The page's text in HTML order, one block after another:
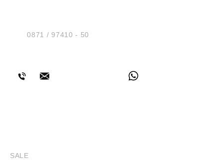
Tel.:0871 / 97410 - 50
SALE